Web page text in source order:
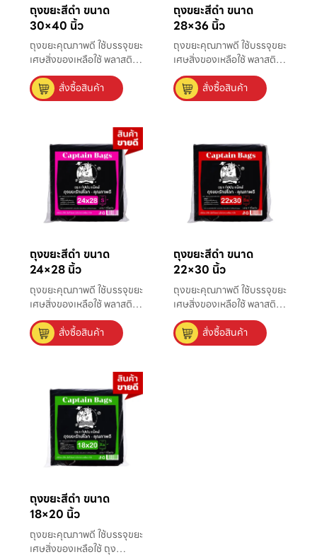
ถุงขยะสีดำ ขนาด
30×40 นิ้ว
ถุงขยะคุณภาพดี ใช้บรรจุขยะ
เศษสิ่งของเหลือใช้ พลาสติก
ที่มีความหนาแน่นสูง แข็ง
แรง ไม่มีกลิ่น ใส่ขยะได้มาก
ถึง 150 ลิตร เหมาะใช้กับถัง
และสาธารณะ ถุงขยะรุ่นนี้
เป็นที่นิยมนำมาถูกให้มาก
สั่งซื้อสินค้า
ถุงขยะสีดำ ขนาด
28×36 นิ้ว
ถุงขยะคุณภาพดี ใช้บรรจุขยะ
เศษสิ่งของเหลือใช้ พลาสติก
ที่มีความหนาแน่นสูง แข็ง
แรง ไม่มีกลิ่น ใส่ขยะได้มาก
ถึง 80 ลิตร เหมาะใช้กับถัง
ใช้งานเพื่อรองรับขยะ ของ
กลุ่มคนมากขึ้น
สั่งซื้อสินค้า
ถุงขยะสีดำ ขนาด
24×28 นิ้ว
ถุงขยะคุณภาพดี ใช้บรรจุขยะ
เศษสิ่งของเหลือใช้ พลาสติก
ที่มีความหนาแน่นสูง แข็ง
แรง ไม่มีกลิ่น ใส่ขยะได้มาก
ถึง 50 ลิตร เหมาะใช้กับถัง
สั่งซื้อสินค้า
ถุงขยะสีดำ ขนาด
22×30 นิ้ว
ถุงขยะคุณภาพดี ใช้บรรจุขยะ
เศษสิ่งของเหลือใช้ พลาสติก
ที่มีความหนาแน่นสูง แข็ง
แรง ไม่มีกลิ่น ใส่ขยะได้มาก
ถึง 22 ลิตร เหมาะใช้กับถัง
สั่งซื้อสินค้า
ถุงขยะสีดำ ขนาด
18×20 นิ้ว
ถุงขยะคุณภาพดี ใช้บรรจุขยะ
เศษสิ่งของเหลือใช้ ถุง